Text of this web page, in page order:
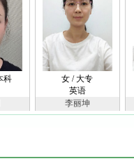
科
女 / 大专
英语
李丽坤